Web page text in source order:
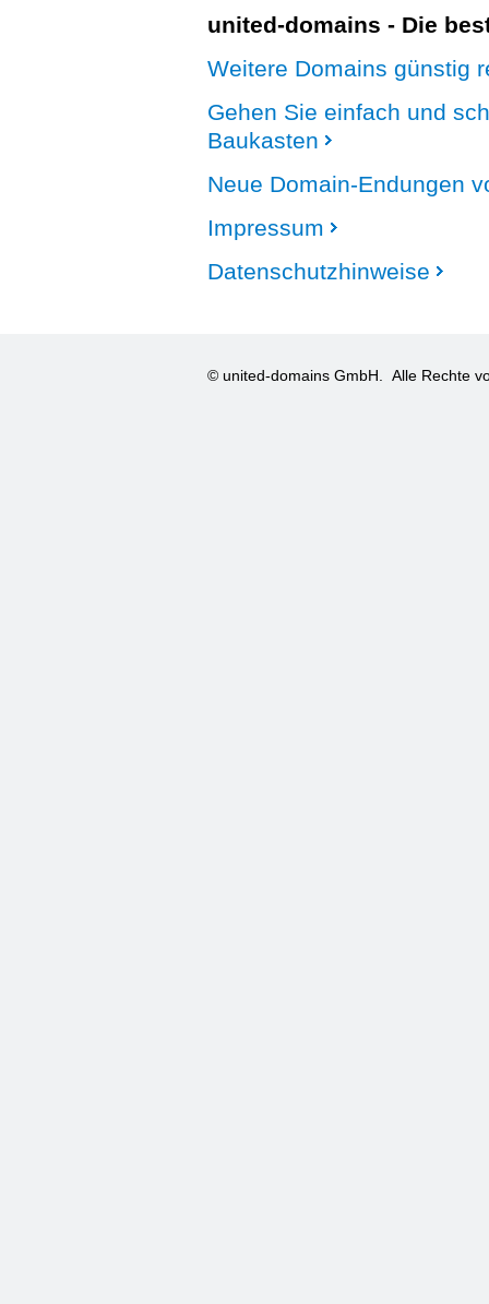
united-domains - Die
Weitere Domains günstig
Gehen Sie einfach und
Baukasten
Neue Domain-Endungen
Impressum
Datenschutzhinweise
© united-domains GmbH. Alle Rechte